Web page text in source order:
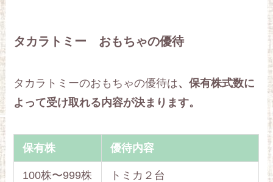
タカラトミー おもちゃの優待
タカラトミーのおもちゃの優待は、保有株式数に
よって受け取れる内容が決まります。
保有株 優待内容
100株〜999株 トミカ２台